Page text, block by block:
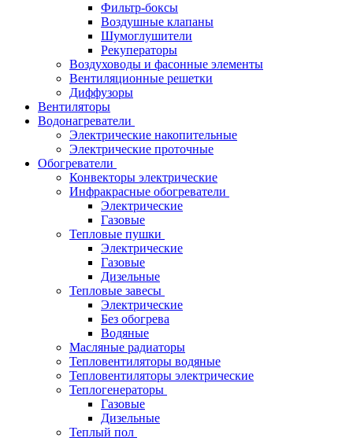
Фильтр-боксы
Воздушные клапаны
Шумоглушители
Рекуператоры
Воздуховоды и фасонные элементы
Вентиляционные решетки
Диффузоры
Вентиляторы
Водонагреватели
Электрические накопительные
Электрические проточные
Обогреватели
Конвекторы электрические
Инфракрасные обогреватели
Электрические
Газовые
Тепловые пушки
Электрические
Газовые
Дизельные
Тепловые завесы
Электрические
Без обогрева
Водяные
Масляные радиаторы
Тепловентиляторы водяные
Тепловентиляторы электрические
Теплогенераторы
Газовые
Дизельные
Теплый пол